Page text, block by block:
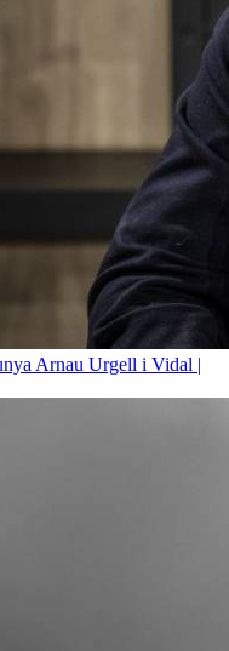
Arnau Urgell i Vidal |